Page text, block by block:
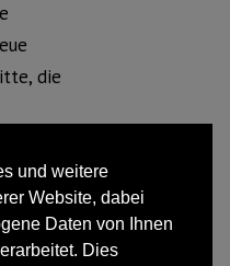
und weitere
Website, dabei
Daten von Ihnen
Dies
die